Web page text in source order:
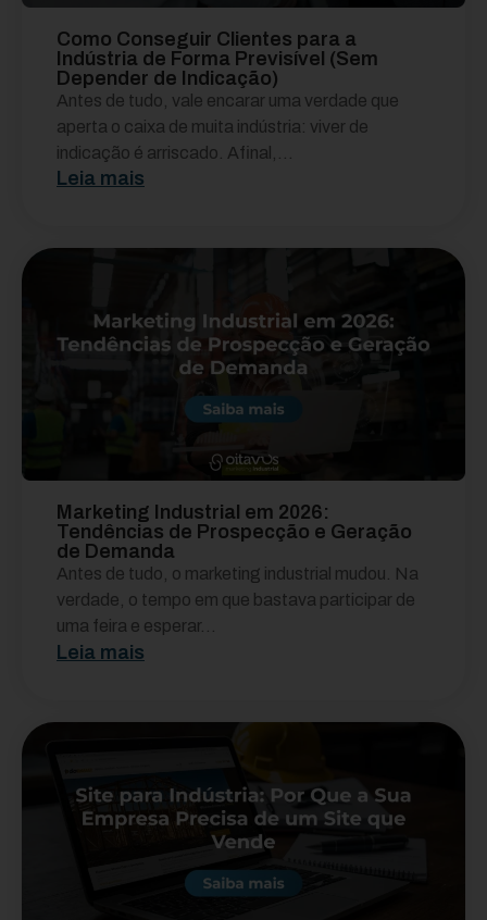
Como Conseguir Clientes para a
Indústria de Forma Previsível (Sem
Depender de Indicação)
Antes de tudo, vale encarar uma verdade que
aperta o caixa de muita indústria: viver de
indicação é arriscado. Afinal,...
Leia mais
Marketing Industrial em 2026:
Tendências de Prospecção e Geração
de Demanda
Antes de tudo, o marketing industrial mudou. Na
verdade, o tempo em que bastava participar de
uma feira e esperar...
Leia mais